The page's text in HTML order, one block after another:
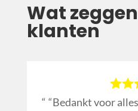
Wat
klanten
“Bedankt voor